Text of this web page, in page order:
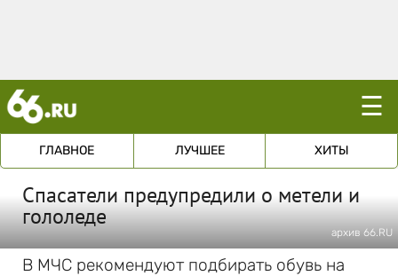
☰
ГЛАВНОЕ ЛУЧШЕЕ ХИТЫ
Спасатели предупредили о метели и
гололеде
архив 66.RU
В МЧС рекомендуют подбирать обувь на